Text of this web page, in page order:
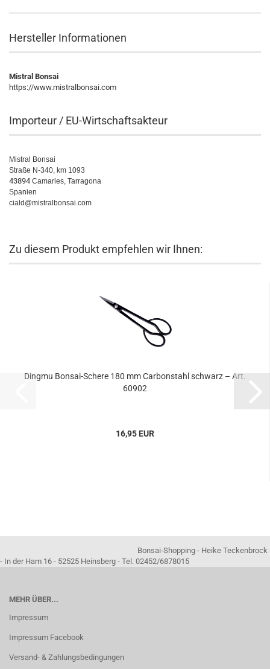
Hersteller Informationen
Mistral Bonsai
https://www.mistralbonsai.com
Importeur / EU-Wirtschaftsakteur
Mistral Bonsai
Straße N-340, km 1093
43894 Camarles, Tarragona
Spanien
ciald@mistralbonsai.com
Zu diesem Produkt empfehlen wir Ihnen:
Dingmu Bonsai-Schere 180 mm Carbonstahl schwarz – Art.
60902
16,95 EUR
Bonsai-Shopping - Heike Teckenbrock
- In der Ham 16 - 52525 Heinsberg - Tel. 02452/6878015
MEHR ÜBER...
Impressum
Impressum Facebook
Versand- & Zahlungsbedingungen